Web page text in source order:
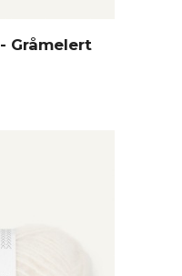
Gråmelert